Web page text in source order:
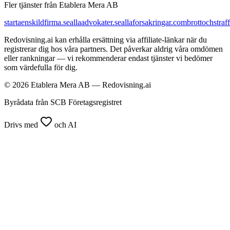
Fler tjänster från Etablera Mera AB
startaenskildfirma.seallaadvokater.seallaforsakringar.com
Redovisning.ai kan erhålla ersättning via affiliate-länkar när du
registrerar dig hos våra partners. Det påverkar aldrig våra omdömen
eller rankningar — vi rekommenderar endast tjänster vi bedömer
som värdefulla för dig.
© 2026 Etablera Mera AB — Redovisning.ai
Byrådata från SCB Företagsregistret
Drivs med och AI